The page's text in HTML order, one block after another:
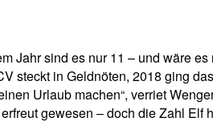
sind es nur 11 – und wäre
steckt in Geldnöten, 2018 ging
Urlaub machen“, verriet
gewesen – doch die Zahl Elf